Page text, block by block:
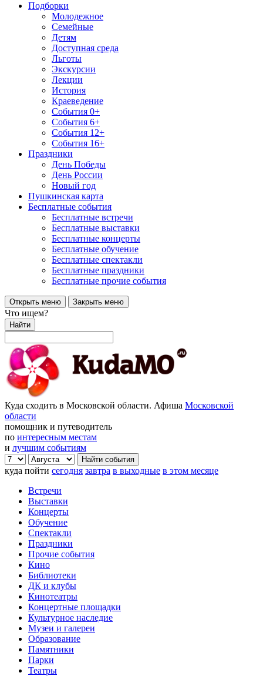
Подборки
Молодежное
Семейные
Детям
Доступная среда
Льготы
Экскурсии
Лекции
История
Краеведение
События 0+
События 6+
События 12+
События 16+
Праздники
День Победы
День России
Новый год
Пушкинская карта
Бесплатные события
Бесплатные встречи
Бесплатные выставки
Бесплатные концерты
Бесплатные обучение
Бесплатные спектакли
Бесплатные праздники
Бесплатные прочие события
Открыть меню Закрыть меню
Что ищем?
Найти
Куда сходить в Московской области. Афиша Московской
области
помощник и путеводитель
по интересным местам
и лучшим событиям
куда пойти сегодня завтра в выходные в этом месяце
Встречи
Выставки
Концерты
Обучение
Спектакли
Праздники
Прочие события
Кино
Библиотеки
ДК и клубы
Кинотеатры
Концертные площадки
Культурное наследие
Музеи и галереи
Образование
Памятники
Парки
Театры